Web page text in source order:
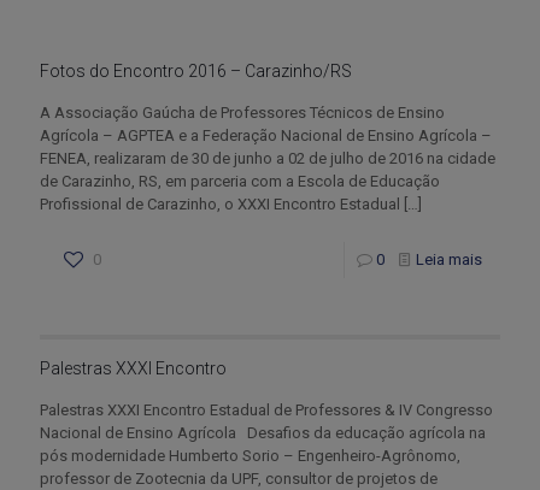
Fotos do Encontro 2016 – Carazinho/RS
A Associação Gaúcha de Professores Técnicos de Ensino
Agrícola – AGPTEA e a Federação Nacional de Ensino Agrícola –
FENEA, realizaram de 30 de junho a 02 de julho de 2016 na cidade
de Carazinho, RS, em parceria com a Escola de Educação
Profissional de Carazinho, o XXXI Encontro Estadual
0 0 Leia mais
Palestras XXXI Encontro
Palestras XXXI Encontro Estadual de Professores & IV Congresso
Nacional de Ensino Agrícola Desafios da educação agrícola na
pós modernidade Humberto Sorio – Engenheiro-Agrônomo,
professor de Zootecnia da UPF, consultor de projetos de